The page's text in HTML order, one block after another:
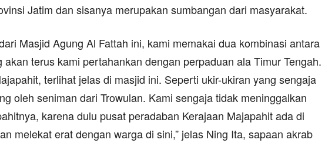
Jatim dan sisanya merupakan sumbangan dari masyarakat.
Masjid Agung Al Fattah ini, kami memakai dua kombinasi antara
akan terus kami pertahankan dengan perpaduan ala Timur Tengah.
terlihat jelas di masjid ini. Seperti ukir-ukiran yang sengaja
oleh seniman dari Trowulan. Kami sengaja tidak meninggalkan
karena dulu pusat peradaban Kerajaan Majapahit ada di
melekat erat dengan warga di sini,” jelas Ning Ita, sapaan akrab